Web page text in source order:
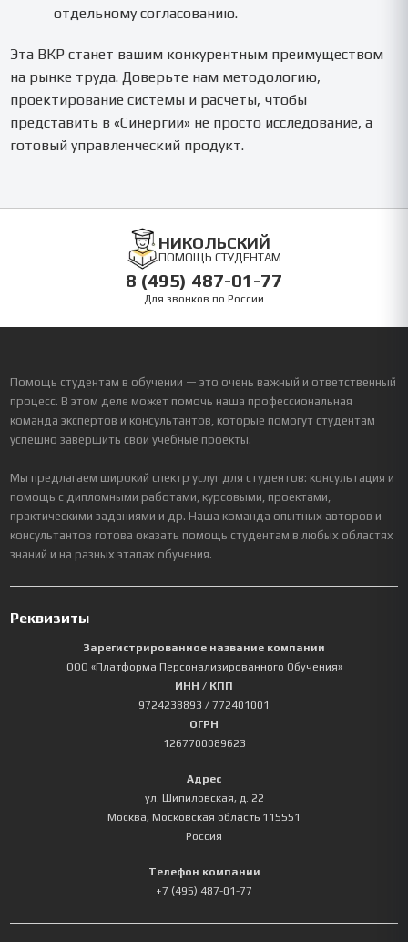
отдельному согласованию.
Эта ВКР станет вашим конкурентным преимуществом
на рынке труда. Доверьте нам методологию,
проектирование системы и расчеты, чтобы
представить в «Синергии» не просто исследование, а
готовый управленческий продукт.
НИКОЛЬСКИЙ
ПОМОЩЬ СТУДЕНТАМ
8 (495) 487-01-77
Для звонков по России
Помощь студентам в обучении — это очень важный и ответственный
процесс. В этом деле может помочь наша профессиональная
команда экспертов и консультантов, которые помогут студентам
успешно завершить свои учебные проекты.
Мы предлагаем широкий спектр услуг для студентов: консультация и
помощь с дипломными работами, курсовыми, проектами,
практическими заданиями и др. Наша команда опытных авторов и
консультантов готова оказать помощь студентам в любых областях
знаний и на разных этапах обучения.
Реквизиты
Зарегистрированное название компании
ООО «Платформа Персонализированного Обучения»
ИНН / КПП
9724238893 / 772401001
ОГРН
1267700089623
Адрес
ул. Шипиловская, д. 22
Москва, Московская область 115551
Россия
Телефон компании
+7 (495) 487-01-77